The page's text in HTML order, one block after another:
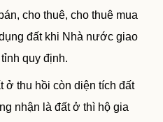
cho thuê, cho thuê mua
đất khi Nhà nước giao
quy định.
ở thu hồi còn diện tích đất
nhận là đất ở thì hộ gia